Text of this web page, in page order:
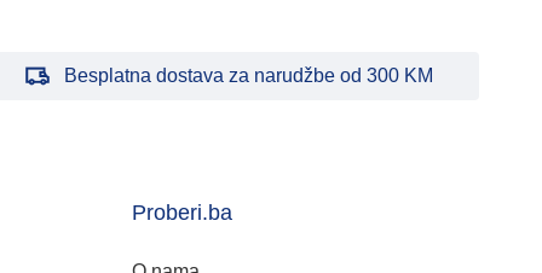
Besplatna dostava za narudžbe od 300 KM
Proberi.ba